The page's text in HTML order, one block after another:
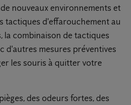
nouveaux environnements et
tactiques d'effarouchement au
la combinaison de tactiques
d'autres mesures préventives
les souris à quitter votre
des odeurs fortes, des